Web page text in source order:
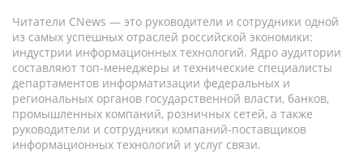
Читатели CNews — это руководители и сотрудники одной
из самых успешных отраслей российской экономики:
индустрии информационных технологий. Ядро аудитории
составляют топ-менеджеры и технические специалисты
департаментов информатизации федеральных и
региональных органов государственной власти, банков,
промышленных компаний, розничных сетей, а также
руководители и сотрудники компаний-поставщиков
информационных технологий и услуг связи.